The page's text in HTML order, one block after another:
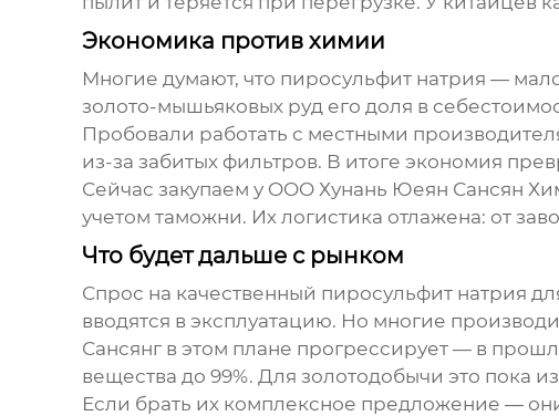
Экономика против химии
Многие думают, что пиросульфит натрия —
золото-мышьяковых руд его доля в
Пробовали работать с местными
из-за забитых фильтров. В итоге экономия
Сейчас закупаем у OOO Хунань Юеян Сансян
учетом таможни. Их логистика отлажена: от
Что будет дальше с рынком
Спрос на качественный пиросульфит натрия
вводятся в эксплуатацию. Но многие
Сансянг в этом плане прогрессирует — в
вещества до 99%. Для золотодобычи это пока
Если брать их комплексное предложение —